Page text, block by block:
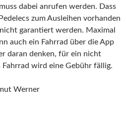
dabei anrufen werden. Dass
zum Ausleihen vorhanden
garantiert werden. Maximal
auch ein Fahrrad über die App
daran denken, für ein nicht
Fahrrad wird eine Gebühr fällig.
Werner